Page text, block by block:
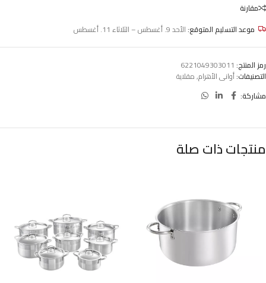
مقارنة
موعد التسليم المتوقع:الأحد 9. أغسطس – الثلاثاء 11. أغسطس
رمز المنتج: 6221049303011
التصنيفات:أوانى الأهرام,مقلاية
مشاركة:
منتجات ذات صلة